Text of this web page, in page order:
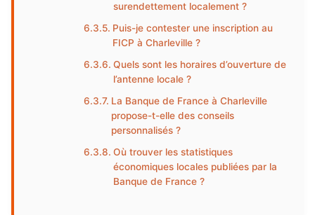
surendettement localement ?
Puis-je contester une inscription au
FICP à Charleville ?
Quels sont les horaires d’ouverture de
l’antenne locale ?
La Banque de France à Charleville
propose-t-elle des conseils
personnalisés ?
Où trouver les statistiques
économiques locales publiées par la
Banque de France ?